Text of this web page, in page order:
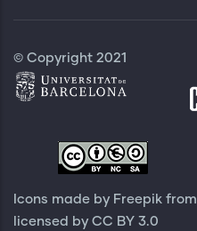
© Copyright 2021
Icons made by Freepik from
licensed by CC BY 3.0